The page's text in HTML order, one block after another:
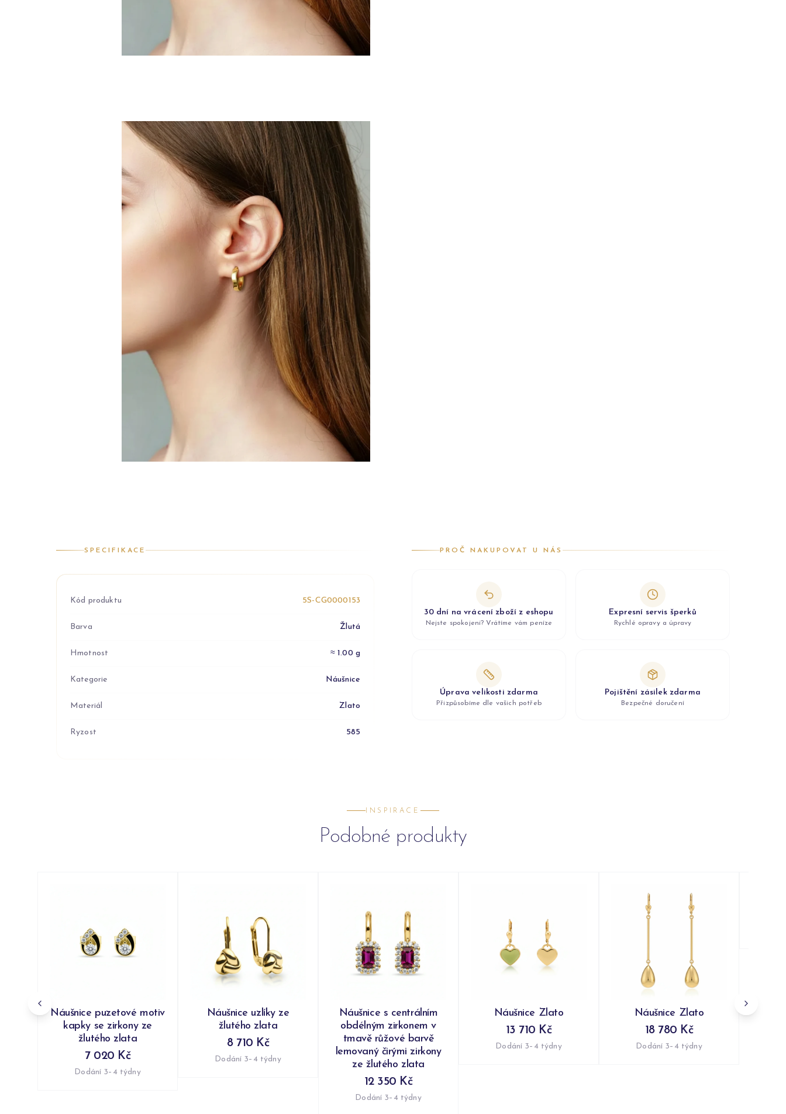
SPECIFIKACE
Kód produktu 5S-CG0000153
Barva Žlutá
Hmotnost ≈ 1.00 g
Kategorie Náušnice
Materiál Zlato
Ryzost 585
PROČ NAKUPOVAT U NÁS
30 dní na vrácení zboží z eshopu
Nejste spokojeni? Vrátíme vám peníze
Expresní servis šperků
Rychlé opravy a úpravy
Úprava velikosti zdarma
Přizpůsobíme dle vašich potřeb
Pojištění zásilek zdarma
Bezpečné doručení
INSPIRACE
Podobné produkty
Náušnice puzetové motiv
kapky se zirkony ze
žlutého zlata
7 020 Kč
Dodání 3–4 týdny
Náušnice uzlíky ze
žlutého zlata
8 710 Kč
Dodání 3–4 týdny
Náušnice s centrálním
obdélným zirkonem v
tmavě růžové barvě
lemovaný čirými zirkony
ze žlutého zlata
12 350 Kč
Dodání 3–4 týdny
Náušnice Zlato
13 710 Kč
Dodání 3–4 týdny
Náušnice Zlato
18 780 Kč
Dodání 3–4 týdny